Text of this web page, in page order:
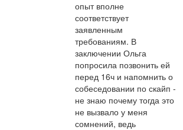
опыт вполне
соответствует
заявленным
требованиям. В
заключении Ольга
попросила позвонить ей
перед 16ч и напомнить о
собеседовании по скайп -
не знаю почему тогда это
не вызвало у меня
сомнений, ведь